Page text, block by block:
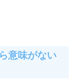
意味がない